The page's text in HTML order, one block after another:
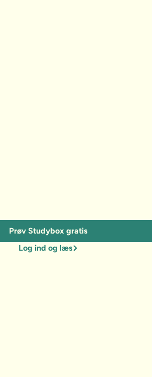
Prøv Studybox gratis
Log ind og læs